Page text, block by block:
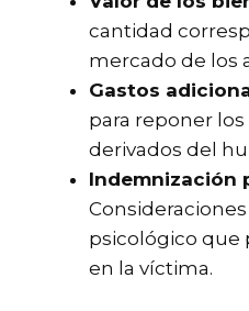
cantidad
mercado de los
Gastos
para reponer
derivados del
Indemnización
psicológico
en la víctima.